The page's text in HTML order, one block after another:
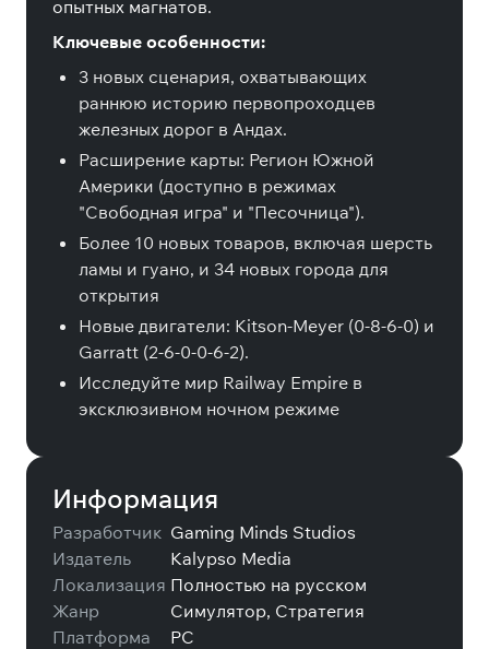
опытных магнатов.
Ключевые особенности:
3 новых сценария, охватывающих
раннюю историю первопроходцев
железных дорог в Андах.
Расширение карты: Регион Южной
Америки (доступно в режимах
"Свободная игра" и "Песочница").
Более 10 новых товаров, включая шерсть
ламы и гуано, и 34 новых города для
открытия
Новые двигатели: Kitson-Meyer (0-8-6-0) и
Garratt (2-6-0-0-6-2).
Исследуйте мир Railway Empire в
эксклюзивном ночном режиме
Информация
Разработчик Gaming Minds Studios
Издатель
Kalypso Media
Локализация Полностью на русском
Жанр
Симулятор, Стратегия
Платформа
PC